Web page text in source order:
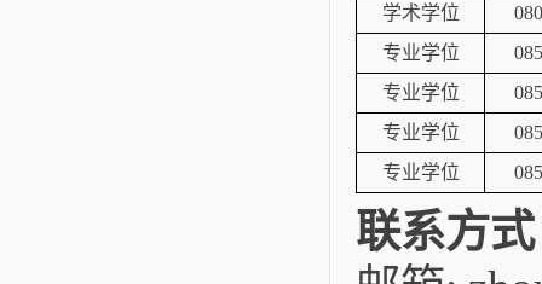
学术学位
专业学位
专业学位
专业学位
专业学位
联系方